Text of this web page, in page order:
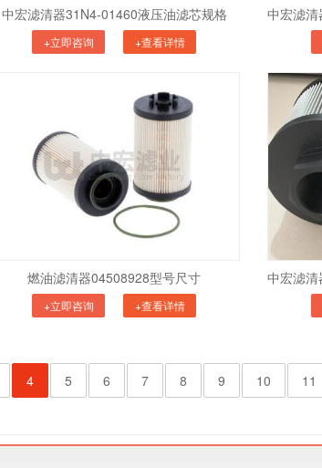
中宏滤清器31N4-01460液压油滤芯规格
+立即咨询 +查看详情
燃油滤清器04508928型号尺寸
+立即咨询 +查看详情
4 5 6 7 8 9 10 11